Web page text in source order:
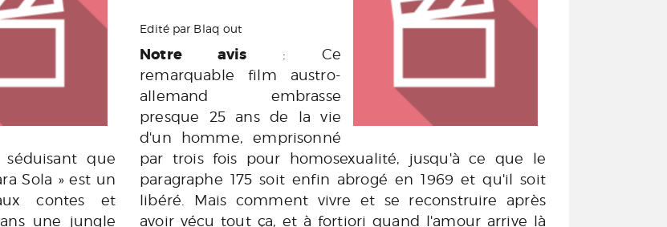
que
Sola » est un
contes et
une jungle
Edité par Blaq out
Notre avis : Ce
remarquable film austro-
allemand embrasse
presque 25 ans de la vie
d'un homme, emprisonné
par trois fois pour homosexualité, jusqu'à ce que le
paragraphe 175 soit enfin abrogé en 1969 et qu'il soit
libéré. Mais comment vivre et se reconstruire après
avoir vécu tout ça, et à fortiori quand l'amour arrive là